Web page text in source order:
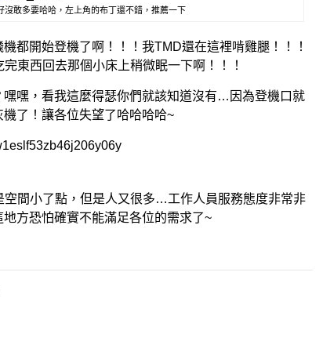
沒敢多要哈哈，左上角的布丁還不錯，推薦一下
都開始登機了啊！！！我TMD還在這裡啃雞腿！！！
東西回去那個小床上稍微眠一下啊！！！
嘿，看我這麼得瑟你們就該知道沒有…因為登機口就
了！讓各位失望了哈哈哈哈~
間小了點，但是人又很多…工作人員服務態度非常非
方恐怕確實不能滿足各位的需求了~